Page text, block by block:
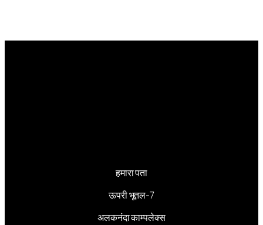
हमारा पता
ऊपरी भूतल-7
अलकनंदा काम्पलेक्स